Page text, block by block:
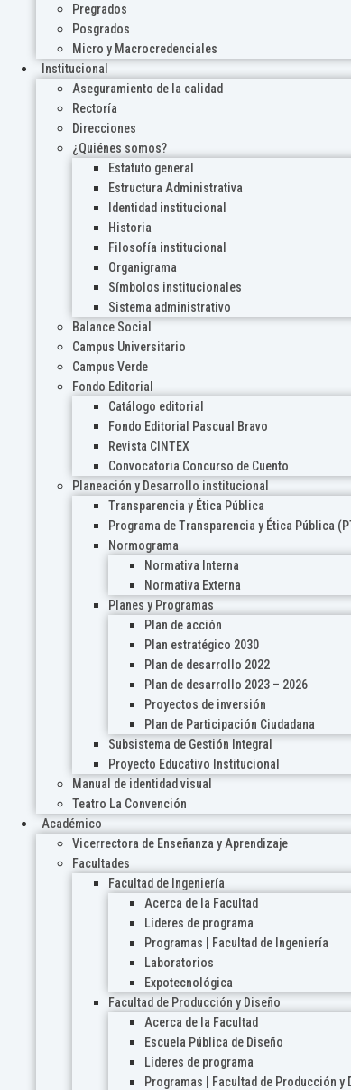
Pregrados
Posgrados
Micro y Macrocredenciales
Institucional
Aseguramiento de la calidad
Rectoría
Direcciones
¿Quiénes somos?
Estatuto general
Estructura Administrativa
Identidad institucional
Historia
Filosofía institucional
Organigrama
Símbolos institucionales
Sistema administrativo
Balance Social
Campus Universitario
Campus Verde
Fondo Editorial
Catálogo editorial
Fondo Editorial Pascual Bravo
Revista CINTEX
Convocatoria Concurso de Cuento
Planeación y Desarrollo institucional
Transparencia y Ética Pública
Programa de Transparencia y Ética Pública
Normograma
Normativa Interna
Normativa Externa
Planes y Programas
Plan de acción
Plan estratégico 2030
Plan de desarrollo 2022
Plan de desarrollo 2023 – 2026
Proyectos de inversión
Plan de Participación Ciudadana
Subsistema de Gestión Integral
Proyecto Educativo Institucional
Manual de identidad visual
Teatro La Convención
Académico
Vicerrectora de Enseñanza y Aprendizaje
Facultades
Facultad de Ingeniería
Acerca de la Facultad
Líderes de programa
Programas | Facultad de Ingeniería
Laboratorios
Expotecnológica
Facultad de Producción y Diseño
Acerca de la Facultad
Escuela Pública de Diseño
Líderes de programa
Programas | Facultad de Producción y